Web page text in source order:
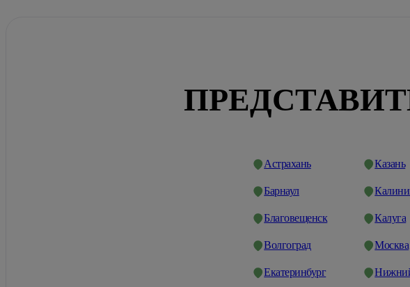
Астрахань
Барнаул
Благовещенск
Волгоград
Екатеринбург
Казань
Калуга
Москва